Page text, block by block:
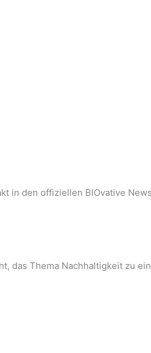
in den offiziellen BIOvative
das Thema Nachhaltigkeit zu